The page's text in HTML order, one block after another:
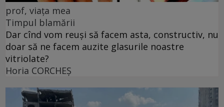
prof, viața mea
Timpul blamării
Dar cînd vom reuși să facem asta, constructiv, nu
doar să ne facem auzite glasurile noastre
vitriolate?
Horia CORCHEŞ